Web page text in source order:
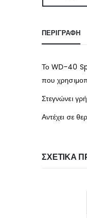
ΠΕΡΙΓΡΑΦΉ
Το WD-40
που
Στεγνώνει
Αντέχει σε
ΣΧΕΤΙΚΆ